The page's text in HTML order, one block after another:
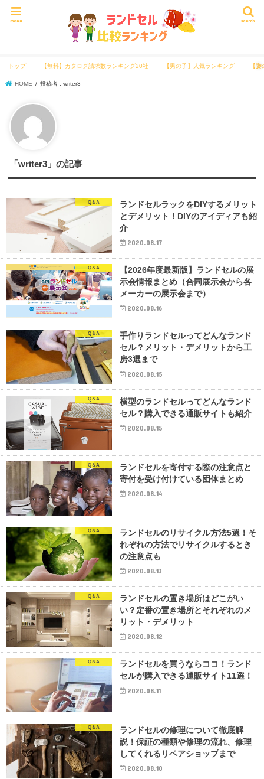
search
menu
トップ 【無料】カタログ請求数ランキング20社 【男の子】人気ランキング 【
HOME 投稿者 : writer3
「writer3」の記事
Q＆A
ランドセルラックをDIYするメリット
とデメリット！DIYのアイディアも紹
介
2020.08.17
Q＆A
【2026年度最新版】ランドセルの展
示会情報まとめ（合同展示会から各
メーカーの展示会まで）
2020.08.16
Q＆A
手作りランドセルってどんなランド
セル？メリット・デメリットから工
房3選まで
2020.08.15
Q＆A
横型のランドセルってどんなランド
セル？購入できる通販サイトも紹介
2020.08.15
Q＆A
ランドセルを寄付する際の注意点と
寄付を受け付けている団体まとめ
2020.08.14
Q＆A
ランドセルのリサイクル方法5選！そ
れぞれの方法でリサイクルするとき
の注意点も
2020.08.13
Q＆A
ランドセルの置き場所はどこがい
い？定番の置き場所とそれぞれのメ
リット・デメリット
2020.08.12
Q＆A
ランドセルを買うならココ！ランド
セルが購入できる通販サイト11選！
2020.08.11
Q＆A
ランドセルの修理について徹底解
説！保証の種類や修理の流れ、修理
してくれるリペアショップまで
2020.08.10